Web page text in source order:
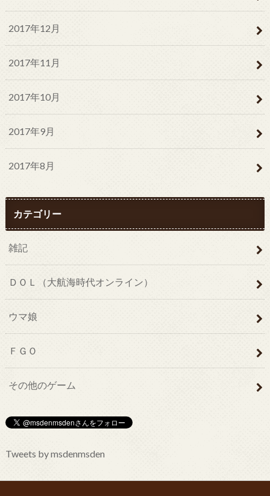
2017年12月
2017年11月
2017年10月
2017年9月
2017年8月
カテゴリー
雑記
ＤＯＬ（大航海時代オンライン）
ウマ娘
ＦＧＯ
その他のゲーム
Tweets by msdenmsden